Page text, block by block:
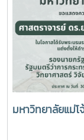
มหาวิทยาลัยแม่